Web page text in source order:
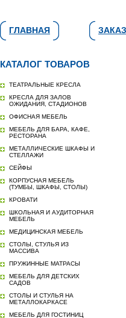
ГЛАВНАЯ
КАТАЛОГ ТОВАРОВ
ТЕАТРАЛЬНЫЕ КРЕСЛА
КРЕСЛА ДЛЯ ЗАЛОВ
ОЖИДАНИЯ, СТАДИОНОВ
ОФИСНАЯ МЕБЕЛЬ
МЕБЕЛЬ ДЛЯ БАРА, КАФЕ,
РЕСТОРАНА
МЕТАЛЛИЧЕСКИЕ ШКАФЫ И
СТЕЛЛАЖИ
СЕЙФЫ
КОРПУСНАЯ МЕБЕЛЬ
(ТУМБЫ, ШКАФЫ, СТОЛЫ)
КРОВАТИ
ШКОЛЬНАЯ И АУДИТОРНАЯ
МЕБЕЛЬ
МЕДИЦИНСКАЯ МЕБЕЛЬ
СТОЛЫ, СТУЛЬЯ ИЗ
МАССИВА
ПРУЖИННЫЕ МАТРАСЫ
МЕБЕЛЬ ДЛЯ ДЕТСКИХ
САДОВ
СТОЛЫ И СТУЛЬЯ НА
МЕТАЛЛОКАРКАСЕ
МЕБЕЛЬ ДЛЯ ГОСТИНИЦ